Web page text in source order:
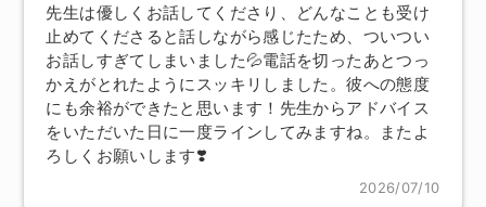
先生は優しくお話してくださり、どんなことも受け
止めてくださると話しながら感じたため、ついつい
お話しすぎてしまいました💦電話を切ったあとつっ
かえがとれたようにスッキリしました。彼への態度
にも余裕ができたと思います！先生からアドバイス
をいただいた日に一度ラインしてみますね。またよ
ろしくお願いします❣️
2026/07/10